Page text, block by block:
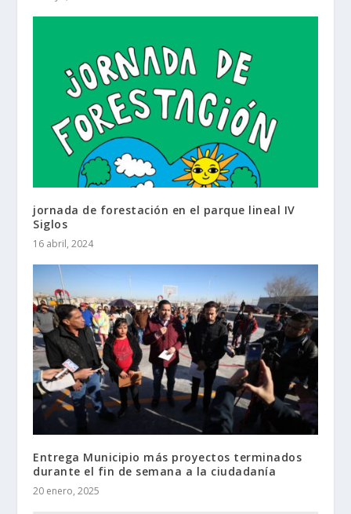
jornada de forestación en el parque lineal IV
Siglos
16 abril, 2024
Entrega Municipio más proyectos terminados
durante el fin de semana a la ciudadanía
20 enero, 2025